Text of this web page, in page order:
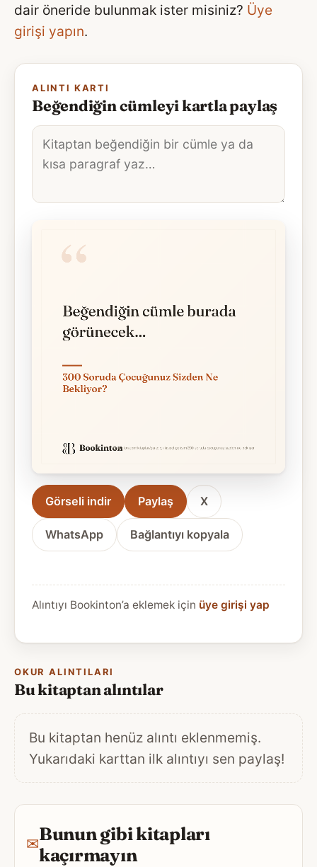
dair öneride bulunmak ister misiniz? Üye
girişi yapın.
ALINTI KARTI
Beğendiğin cümleyi kartla paylaş
Alıntı
metni
Görseli indir Paylaş X
WhatsApp Bağlantıyı kopyala
Alıntıyı Bookinton’a eklemek için üye girişi yap
OKUR ALINTILARI
Bu kitaptan alıntılar
Bu kitaptan henüz alıntı eklenmemiş.
Yukarıdaki karttan ilk alıntıyı sen paylaş!
✉Bunun gibi kitapları
kaçırmayın